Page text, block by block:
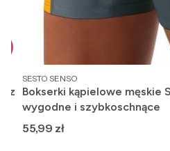
z
PRODUCENT
SESTO SENSO
Bokserki kąpielowe męskie
wygodne i szybkoschnące
Cena
55,99 zł